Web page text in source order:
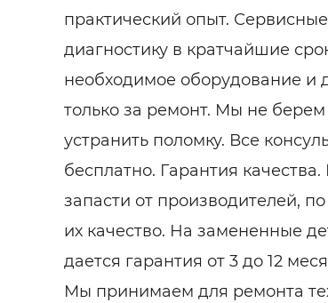
практический опыт.
диагностику в кратчайшие
необходимое оборудование и
только за ремонт. Мы не
устранить поломку. Все
бесплатно. Гарантия
запасти от производителей,
их качество. На замененные
дается гарантия от 3 до 12
Мы принимаем для ремонта